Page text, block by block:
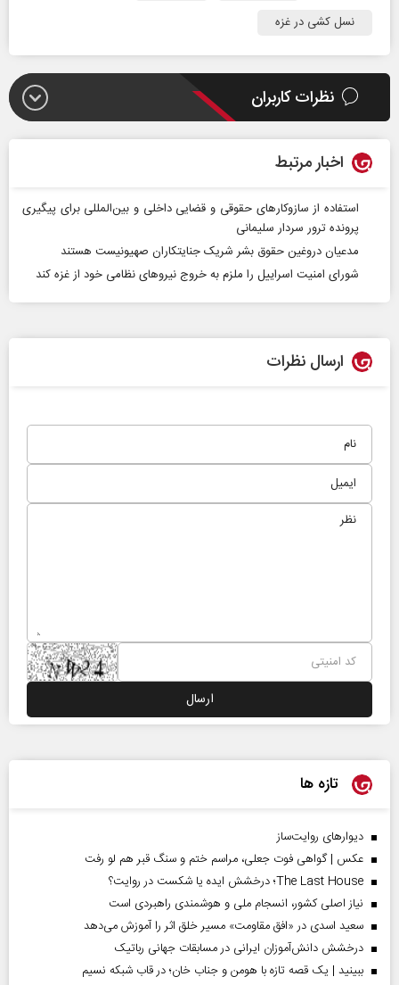
نسل کشی در غزه
نظرات کاربران
اخبار مرتبط
استفاده از سازوکارهای حقوقی و قضایی داخلی و بین‌المللی برای پیگیری
پرونده ترور سردار سلیمانی
مدعیان دروغین حقوق بشر شریک جنایتکاران صهیونیست هستند
شورای امنیت اسراییل را ملزم به خروج نیروهای نظامی خود از غزه کند
ارسال نظرات
تازه ها
دیوارهای روایت‌ساز
عکس | گواهی فوت جعلی، مراسم ختم و سنگ قبر هم لو رفت
The Last House؛ درخشش ایده یا شکست در روایت؟
نیاز اصلی کشور، انسجام ملی و هوشمندی راهبردی است
سعید اسدی در «افق مقاومت» مسیر خلق اثر را آموزش می‌دهد
درخشش دانش‌آموزان ایرانی در مسابقات جهانی رباتیک
ببینید | یک قصه تازه با هومن و جناب‌ خان؛ در قاب شبکه نسیم